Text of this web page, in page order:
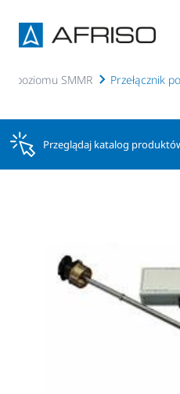
poziomu SMMR Przełącznik
Przeglądaj katalog